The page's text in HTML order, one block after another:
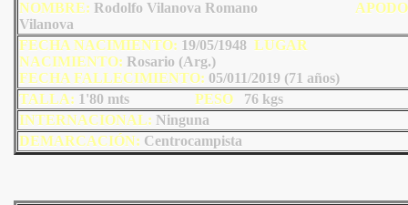
NOMBRE: Rodolfo Vilanova Romano APODO
Vilanova
FECHA NACIMIENTO: 19/05/1948 LUGAR
NACIMIENTO: Rosario (Arg.)
FECHA FALLECIMIENTO: 05/011/2019 (71 años)
TALLA: 1'80 mts PESO 76 kgs
INTERNACIONAL: Ninguna
DEMARCACIÓN: Centrocampista